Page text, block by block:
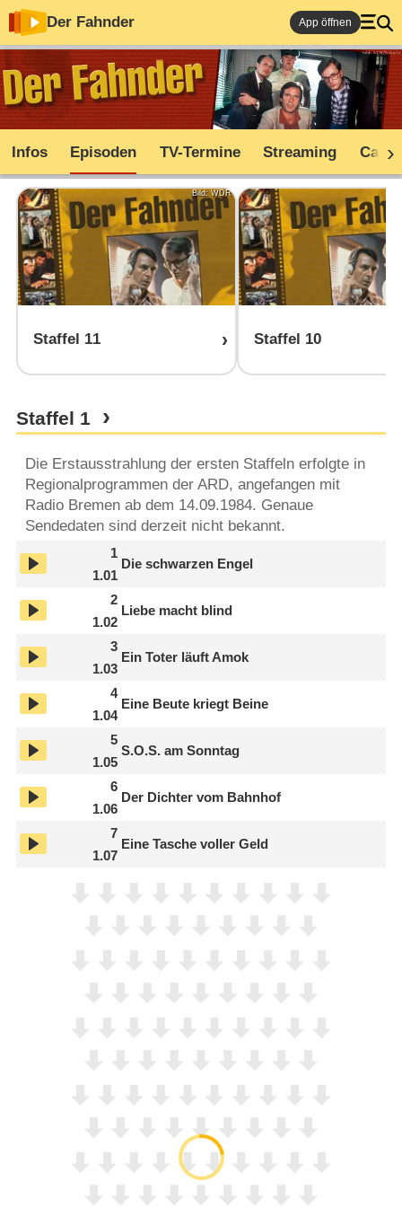
Der Fahnder App öffnen
Infos Episoden TV-Termine Streaming Cast
Bild: WDR
Staffel 11 Staffel 10
Staffel 1
Die Erstausstrahlung der ersten Staffeln erfolgte in
Regionalprogrammen der ARD, angefangen mit
Radio Bremen ab dem 14.09.1984. Genaue
Sendedaten sind derzeit nicht bekannt.
1
1.01
Die schwarzen Engel
2
1.02
Liebe macht blind
3
1.03
Ein Toter läuft Amok
4
1.04
Eine Beute kriegt Beine
5
1.05
S.O.S. am Sonntag
6
1.06
Der Dichter vom Bahnhof
7
1.07
Eine Tasche voller Geld